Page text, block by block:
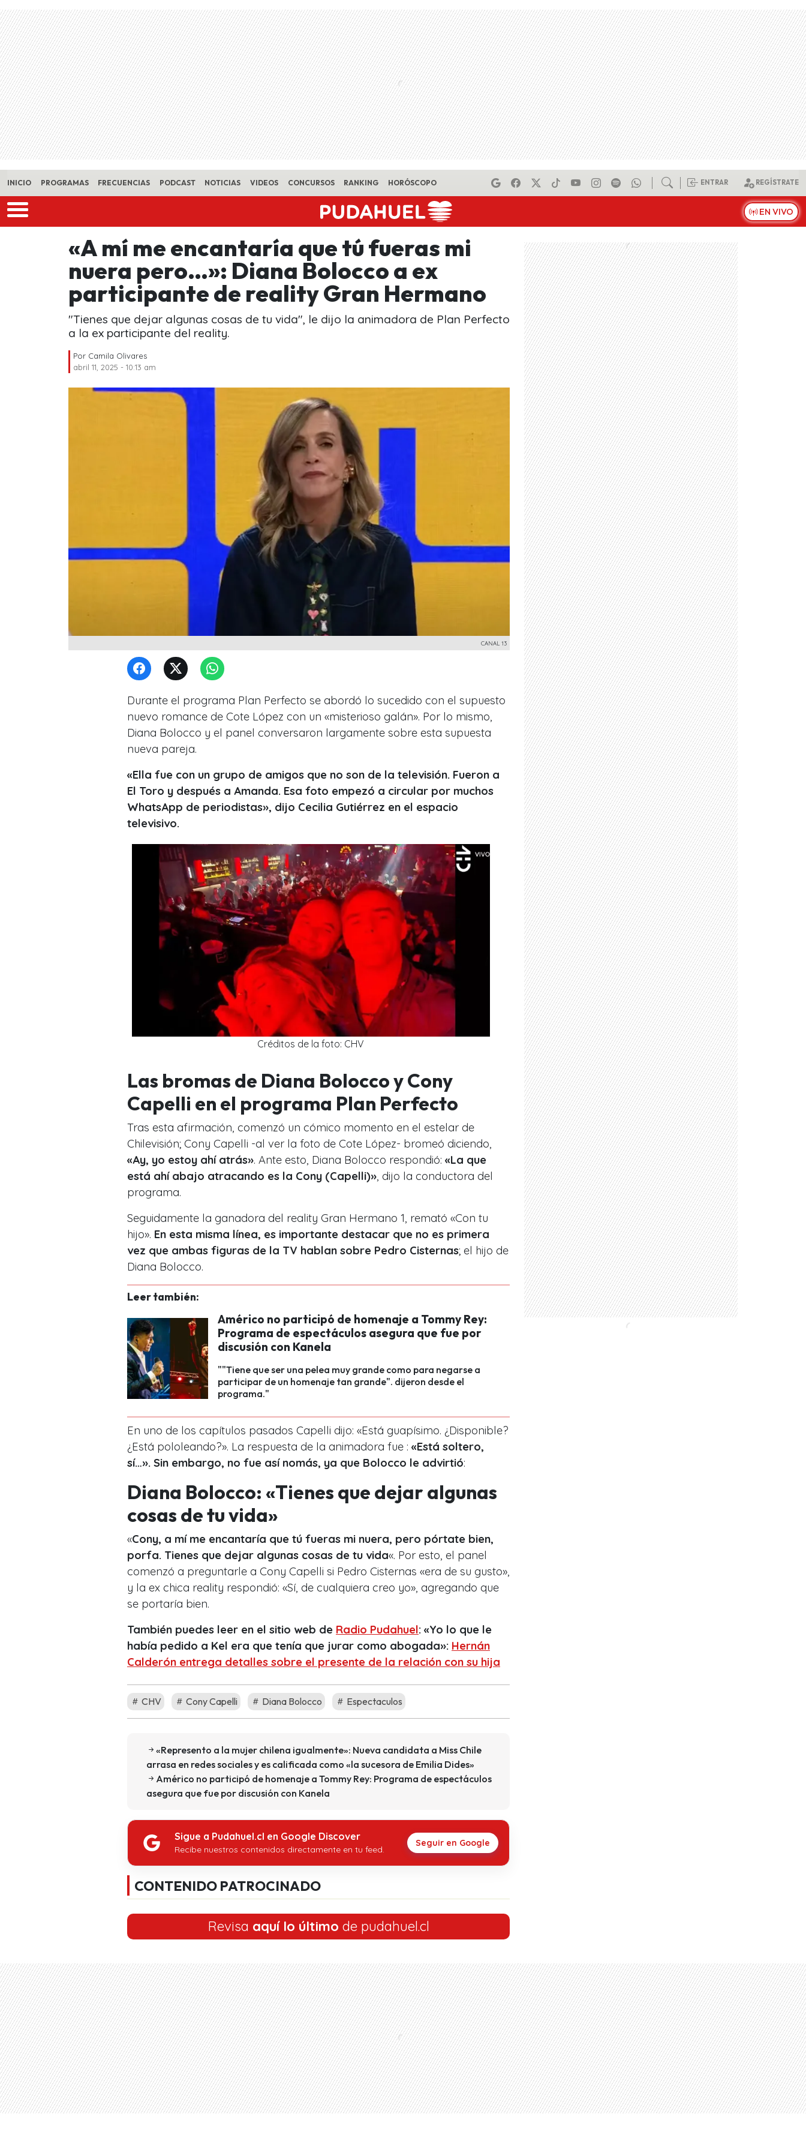
Skip to main content
INICIO PROGRAMAS FRECUENCIAS PODCAST NOTICIAS VIDEOS CONCURSOS RANKING HORÓSCOPO ENTRAR REGÍSTRATE
EN VIVO
«A mí me encantaría que tú fueras mi
nuera pero…»: Diana Bolocco a ex
participante de reality Gran Hermano
"Tienes que dejar algunas cosas de tu vida", le dijo la animadora de Plan Perfecto
a la ex participante del reality.
Por Camila Olivares
abril 11, 2025 - 10:13 am
CANAL 13
Durante el programa Plan Perfecto se abordó lo sucedido con el supuesto
nuevo romance de Cote López con un «misterioso galán». Por lo mismo,
Diana Bolocco y el panel conversaron largamente sobre esta supuesta
nueva pareja.
«Ella fue con un grupo de amigos que no son de la televisión. Fueron a
El Toro y después a Amanda. Esa foto empezó a circular por muchos
WhatsApp de periodistas», dijo Cecilia Gutiérrez en el espacio
televisivo.
Créditos de la foto: CHV
Las bromas de Diana Bolocco y Cony
Capelli en el programa Plan Perfecto
Tras esta afirmación, comenzó un cómico momento en el estelar de
Chilevisión; Cony Capelli -al ver la foto de Cote López- bromeó diciendo,
«Ay, yo estoy ahí atrás». Ante esto, Diana Bolocco respondió: «La que
está ahí abajo atracando es la Cony (Capelli)», dijo la conductora del
programa.
Seguidamente la ganadora del reality Gran Hermano 1, remató «Con tu
hijo». En esta misma línea, es importante destacar que no es primera
vez que ambas figuras de la TV hablan sobre Pedro Cisternas; el hijo de
Diana Bolocco.
Leer también:
Américo no participó de homenaje a Tommy Rey:
Programa de espectáculos asegura que fue por
discusión con Kanela
""Tiene que ser una pelea muy grande como para negarse a
participar de un homenaje tan grande". dijeron desde el
programa."
En uno de los capítulos pasados Capelli dijo: «Está guapísimo. ¿Disponible?
¿Está pololeando?». La respuesta de la animadora fue : «Está soltero,
sí…». Sin embargo, no fue así nomás, ya que Bolocco le advirtió:
Diana Bolocco: «Tienes que dejar algunas
cosas de tu vida»
«Cony, a mí me encantaría que tú fueras mi nuera, pero pórtate bien,
porfa. Tienes que dejar algunas cosas de tu vida«. Por esto, el panel
comenzó a preguntarle a Cony Capelli si Pedro Cisternas «era de su gusto»,
y la ex chica reality respondió: «Sí, de cualquiera creo yo», agregando que
se portaría bien.
También puedes leer en el sitio web de Radio Pudahuel: «Yo lo que le
había pedido a Kel era que tenía que jurar como abogada»: Hernán
Calderón entrega detalles sobre el presente de la relación con su hija
CHV Cony Capelli Diana Bolocco Espectaculos
«Represento a la mujer chilena igualmente»: Nueva candidata a Miss Chile
arrasa en redes sociales y es calificada como «la sucesora de Emilia Dides»
Américo no participó de homenaje a Tommy Rey: Programa de espectáculos
asegura que fue por discusión con Kanela
Sigue a Pudahuel.cl en Google Discover
Recibe nuestros contenidos directamente en tu feed.
Seguir en Google
CONTENIDO PATROCINADO
Revisa aquí lo último de pudahuel.cl